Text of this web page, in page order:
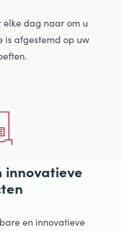
elke dag naar om u
is afgestemd op uw
innovatieve
en innovatieve